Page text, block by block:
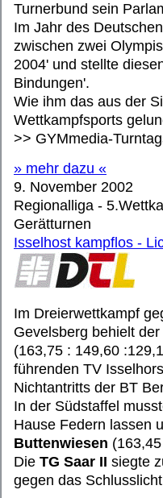
Turnerbund sein
Im Jahr des
zwischen zwei
2004' und stellte
Bindungen'.
Wie ihm das aus der
Wettkampfsports
>> GYMmedia-
» mehr dazu «
9. November 2002
Regionalliga -
Gerätturnen
Isselhost kampflos -
Im Dreierwettkampf
Gevelsberg behielt
(163,75 : 149,60
führenden TV
Nichtantritts der BT
In der Südstaffel
Hause Federn lassen
Buttenwiesen
Die TG Saar II siegte
gegen das